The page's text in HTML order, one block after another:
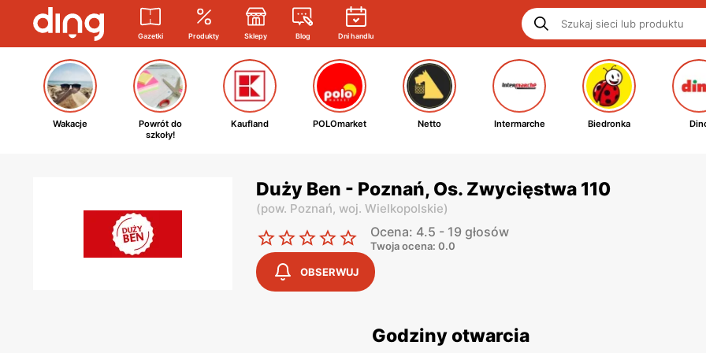
Gazetki Produkty Sklepy Blog Dni handlu
Wakacje
Powrót do
szkoły!
Kaufland POLOmarket Netto Intermarche Biedronka
Duży Ben - Poznań, Os. Zwycięstwa 110
(pow. Poznań, woj. Wielkopolskie)
Ocena: 4.5 - 19 głosów
Twoja ocena: 0.0
OBSERWUJ
Godziny otwarcia